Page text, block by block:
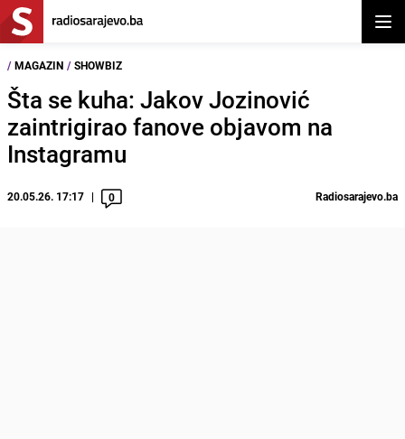
/ MAGAZIN / SHOWBIZ
Šta se kuha: Jakov Jozinović
zaintrigirao fanove objavom na
Instagramu
20.05.26. 17:17 0 Radiosarajevo.ba